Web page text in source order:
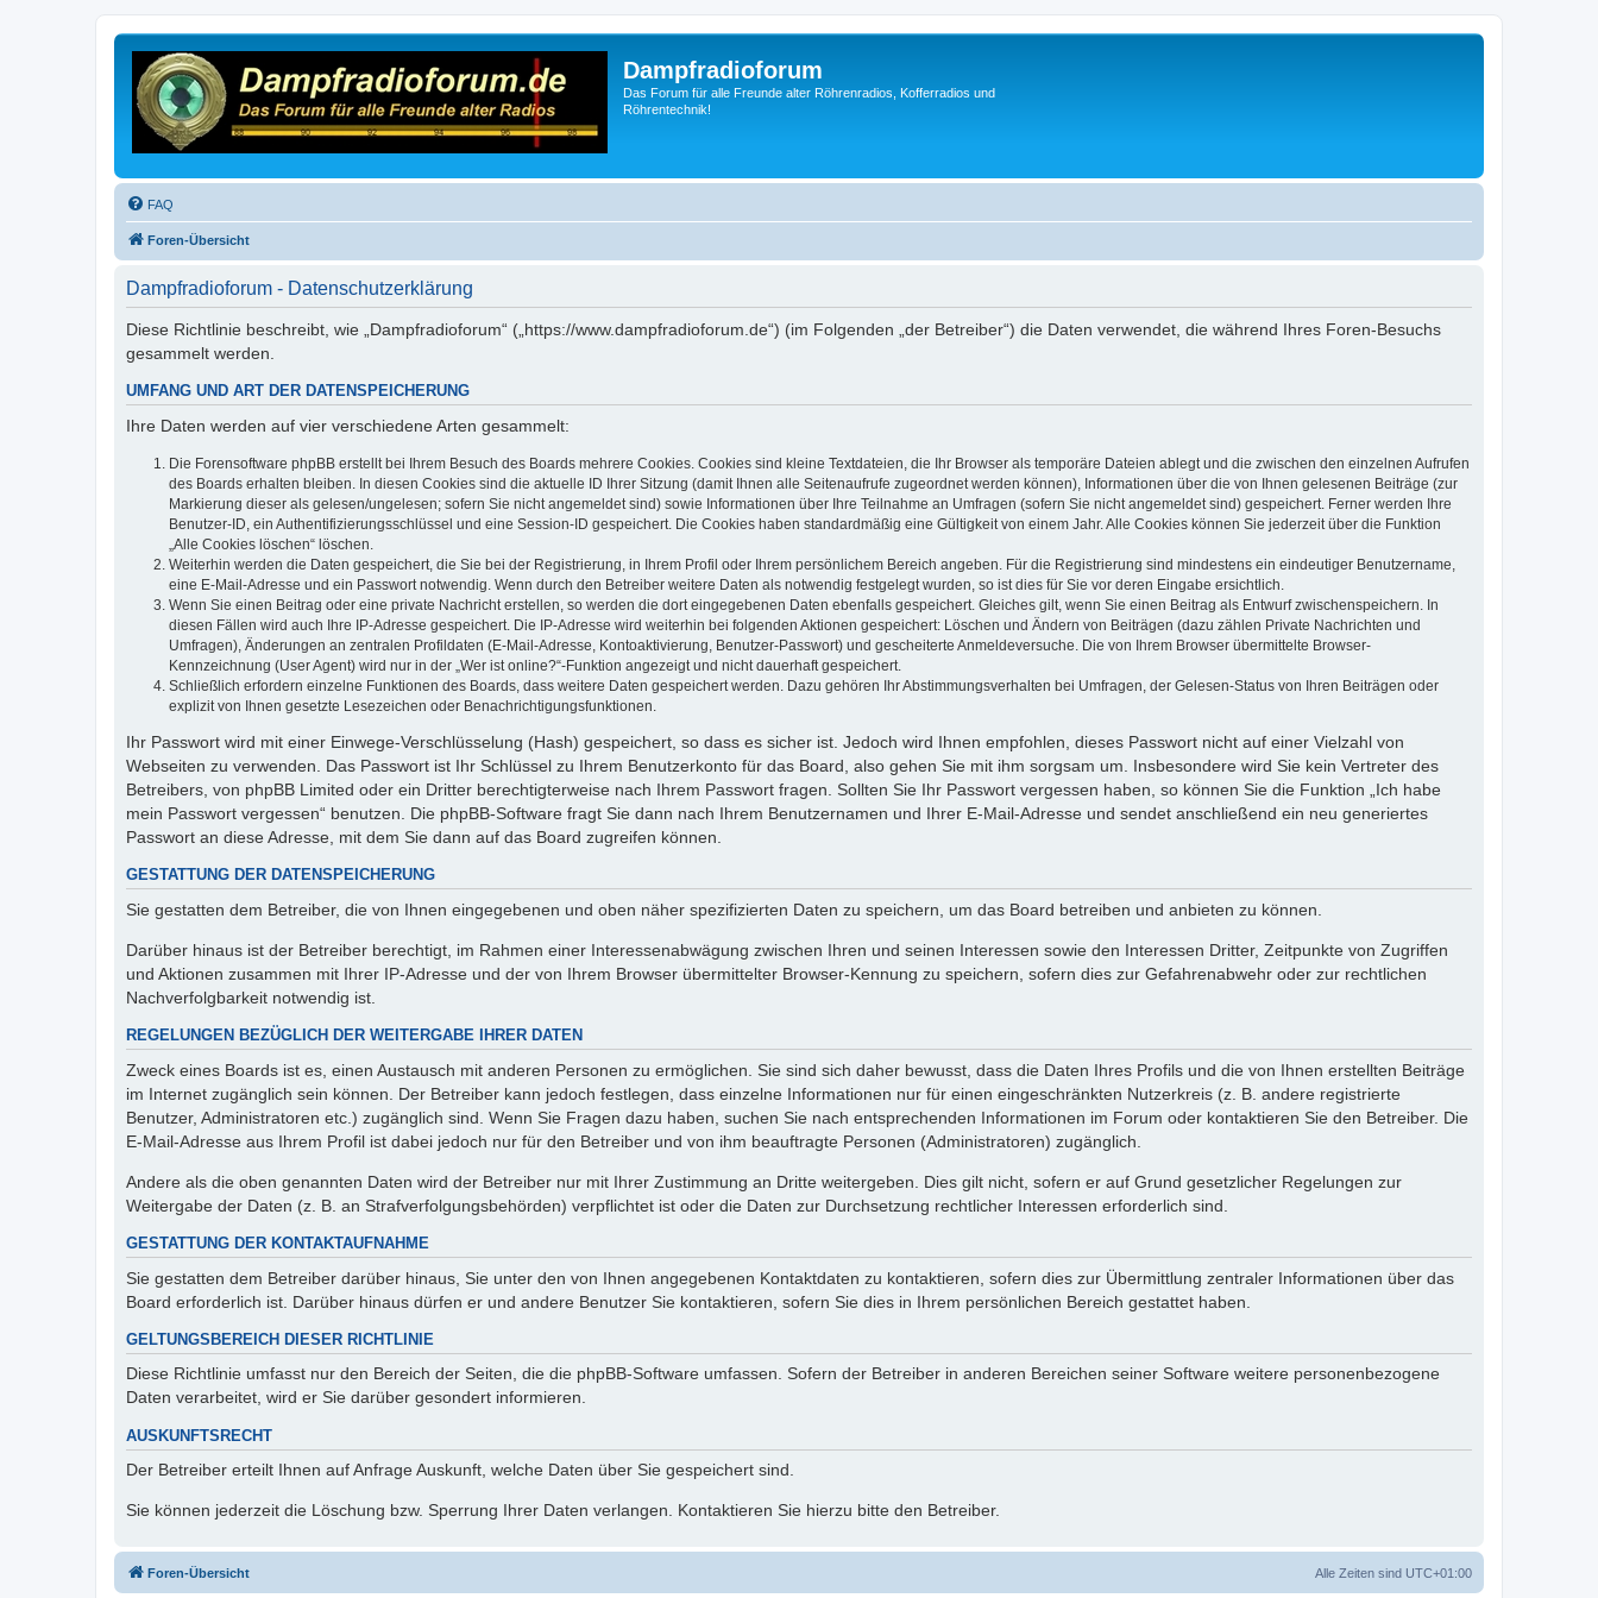
Dampfradioforum
Das Forum für alle Freunde alter Röhrenradios, Kofferradios und
Röhrentechnik!
FAQ
Foren-Übersicht
Dampfradioforum - Datenschutzerklärung
Diese Richtlinie beschreibt, wie „Dampfradioforum“ („https://www.dampfradioforum.de“) (im Folgenden „der Betreiber“) die Daten verwendet, die während Ihres Foren-Besuchs
gesammelt werden.
UMFANG UND ART DER DATENSPEICHERUNG
Ihre Daten werden auf vier verschiedene Arten gesammelt:
Die Forensoftware phpBB erstellt bei Ihrem Besuch des Boards mehrere Cookies. Cookies sind kleine Textdateien, die Ihr Browser als temporäre Dateien ablegt und die zwischen den einzelnen Aufrufen
des Boards erhalten bleiben. In diesen Cookies sind die aktuelle ID Ihrer Sitzung (damit Ihnen alle Seitenaufrufe zugeordnet werden können), Informationen über die von Ihnen gelesenen Beiträge (zur
Markierung dieser als gelesen/ungelesen; sofern Sie nicht angemeldet sind) sowie Informationen über Ihre Teilnahme an Umfragen (sofern Sie nicht angemeldet sind) gespeichert. Ferner werden Ihre
Benutzer-ID, ein Authentifizierungsschlüssel und eine Session-ID gespeichert. Die Cookies haben standardmäßig eine Gültigkeit von einem Jahr. Alle Cookies können Sie jederzeit über die Funktion
„Alle Cookies löschen“ löschen.
Weiterhin werden die Daten gespeichert, die Sie bei der Registrierung, in Ihrem Profil oder Ihrem persönlichem Bereich angeben. Für die Registrierung sind mindestens ein eindeutiger Benutzername,
eine E-Mail-Adresse und ein Passwort notwendig. Wenn durch den Betreiber weitere Daten als notwendig festgelegt wurden, so ist dies für Sie vor deren Eingabe ersichtlich.
Wenn Sie einen Beitrag oder eine private Nachricht erstellen, so werden die dort eingegebenen Daten ebenfalls gespeichert. Gleiches gilt, wenn Sie einen Beitrag als Entwurf zwischenspeichern. In
diesen Fällen wird auch Ihre IP-Adresse gespeichert. Die IP-Adresse wird weiterhin bei folgenden Aktionen gespeichert: Löschen und Ändern von Beiträgen (dazu zählen Private Nachrichten und
Umfragen), Änderungen an zentralen Profildaten (E-Mail-Adresse, Kontoaktivierung, Benutzer-Passwort) und gescheiterte Anmeldeversuche. Die von Ihrem Browser übermittelte Browser-
Kennzeichnung (User Agent) wird nur in der „Wer ist online?“-Funktion angezeigt und nicht dauerhaft gespeichert.
Schließlich erfordern einzelne Funktionen des Boards, dass weitere Daten gespeichert werden. Dazu gehören Ihr Abstimmungsverhalten bei Umfragen, der Gelesen-Status von Ihren Beiträgen oder
explizit von Ihnen gesetzte Lesezeichen oder Benachrichtigungsfunktionen.
Ihr Passwort wird mit einer Einwege-Verschlüsselung (Hash) gespeichert, so dass es sicher ist. Jedoch wird Ihnen empfohlen, dieses Passwort nicht auf einer Vielzahl von
Webseiten zu verwenden. Das Passwort ist Ihr Schlüssel zu Ihrem Benutzerkonto für das Board, also gehen Sie mit ihm sorgsam um. Insbesondere wird Sie kein Vertreter des
Betreibers, von phpBB Limited oder ein Dritter berechtigterweise nach Ihrem Passwort fragen. Sollten Sie Ihr Passwort vergessen haben, so können Sie die Funktion „Ich habe
mein Passwort vergessen“ benutzen. Die phpBB-Software fragt Sie dann nach Ihrem Benutzernamen und Ihrer E-Mail-Adresse und sendet anschließend ein neu generiertes
Passwort an diese Adresse, mit dem Sie dann auf das Board zugreifen können.
GESTATTUNG DER DATENSPEICHERUNG
Sie gestatten dem Betreiber, die von Ihnen eingegebenen und oben näher spezifizierten Daten zu speichern, um das Board betreiben und anbieten zu können.
Darüber hinaus ist der Betreiber berechtigt, im Rahmen einer Interessenabwägung zwischen Ihren und seinen Interessen sowie den Interessen Dritter, Zeitpunkte von Zugriffen
und Aktionen zusammen mit Ihrer IP-Adresse und der von Ihrem Browser übermittelter Browser-Kennung zu speichern, sofern dies zur Gefahrenabwehr oder zur rechtlichen
Nachverfolgbarkeit notwendig ist.
REGELUNGEN BEZÜGLICH DER WEITERGABE IHRER DATEN
Zweck eines Boards ist es, einen Austausch mit anderen Personen zu ermöglichen. Sie sind sich daher bewusst, dass die Daten Ihres Profils und die von Ihnen erstellten Beiträge
im Internet zugänglich sein können. Der Betreiber kann jedoch festlegen, dass einzelne Informationen nur für einen eingeschränkten Nutzerkreis (z. B. andere registrierte
Benutzer, Administratoren etc.) zugänglich sind. Wenn Sie Fragen dazu haben, suchen Sie nach entsprechenden Informationen im Forum oder kontaktieren Sie den Betreiber. Die
E-Mail-Adresse aus Ihrem Profil ist dabei jedoch nur für den Betreiber und von ihm beauftragte Personen (Administratoren) zugänglich.
Andere als die oben genannten Daten wird der Betreiber nur mit Ihrer Zustimmung an Dritte weitergeben. Dies gilt nicht, sofern er auf Grund gesetzlicher Regelungen zur
Weitergabe der Daten (z. B. an Strafverfolgungsbehörden) verpflichtet ist oder die Daten zur Durchsetzung rechtlicher Interessen erforderlich sind.
GESTATTUNG DER KONTAKTAUFNAHME
Sie gestatten dem Betreiber darüber hinaus, Sie unter den von Ihnen angegebenen Kontaktdaten zu kontaktieren, sofern dies zur Übermittlung zentraler Informationen über das
Board erforderlich ist. Darüber hinaus dürfen er und andere Benutzer Sie kontaktieren, sofern Sie dies in Ihrem persönlichen Bereich gestattet haben.
GELTUNGSBEREICH DIESER RICHTLINIE
Diese Richtlinie umfasst nur den Bereich der Seiten, die die phpBB-Software umfassen. Sofern der Betreiber in anderen Bereichen seiner Software weitere personenbezogene
Daten verarbeitet, wird er Sie darüber gesondert informieren.
AUSKUNFTSRECHT
Der Betreiber erteilt Ihnen auf Anfrage Auskunft, welche Daten über Sie gespeichert sind.
Sie können jederzeit die Löschung bzw. Sperrung Ihrer Daten verlangen. Kontaktieren Sie hierzu bitte den Betreiber.
Foren-Übersicht Alle Zeiten sind UTC+01:00